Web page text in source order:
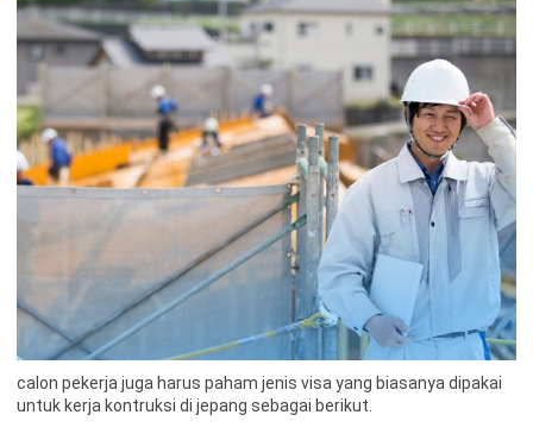
calon pekerja juga harus paham jenis visa yang biasanya dipakai
untuk kerja kontruksi di jepang sebagai berikut.